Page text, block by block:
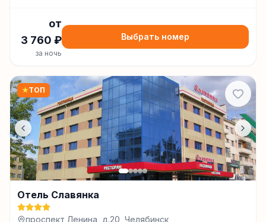
от
3 760 ₽
за ночь
Выбрать номер
★ТОП
Отель Славянка
проспект Ленина, д.20, Челябинск